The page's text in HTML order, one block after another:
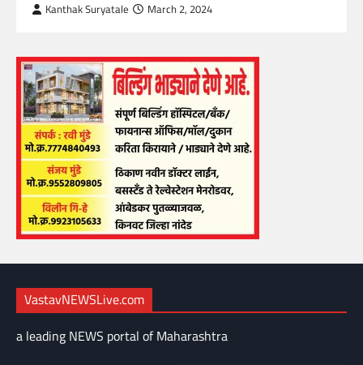
Kanthak Suryatale March 2, 2024
VastavNEWSLive.com
a leading NEWS portal of Maharashtra